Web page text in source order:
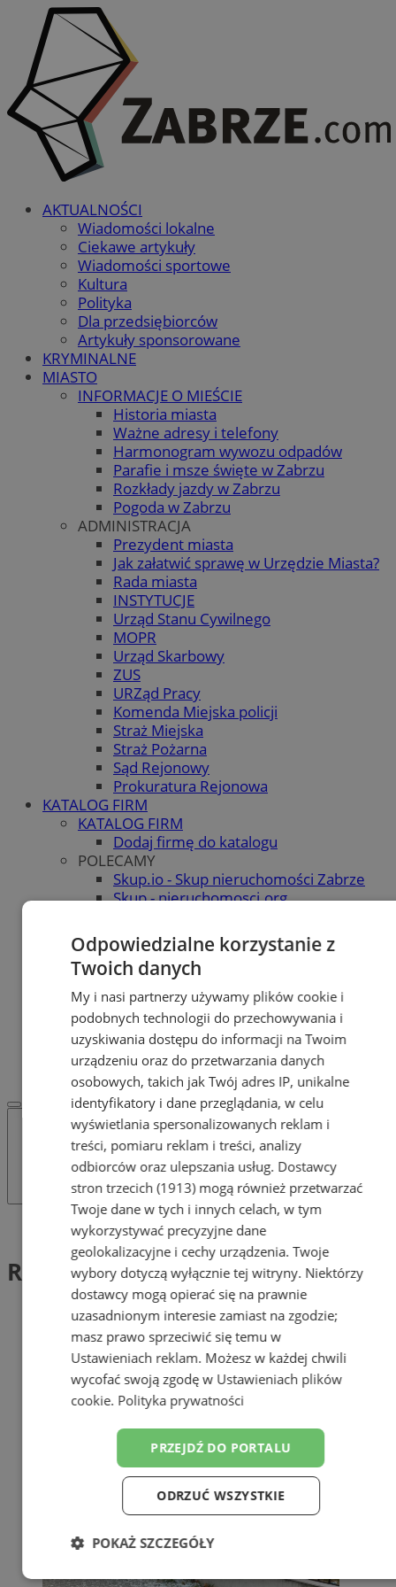
AKTUALNOŚCI
Wiadomości lokalne
Ciekawe artykuły
Wiadomości sportowe
Kultura
Polityka
Dla przedsiębiorców
Artykuły sponsorowane
KRYMINALNE
MIASTO
INFORMACJE O MIEŚCIE
Historia miasta
Ważne adresy i telefony
Harmonogram wywozu odpadów
Parafie i msze święte w Zabrzu
Rozkłady jazdy w Zabrzu
Pogoda w Zabrzu
ADMINISTRACJA
Prezydent miasta
Jak załatwić sprawę w Urzędzie Miasta?
Rada miasta
INSTYTUCJE
Urząd Stanu Cywilnego
MOPR
Urząd Skarbowy
ZUS
URZąd Pracy
Komenda Miejska policji
Straż Miejska
Straż Pożarna
Sąd Rejonowy
Prokuratura Rejonowa
KATALOG FIRM
KATALOG FIRM
Dodaj firmę do katalogu
POLECAMY
Skup.io - Skup nieruchomości Zabrze
Skup - nieruchomosci.org
OGŁOSZENIA
Dodaj ogłoszenie
POLECAMY
Protocol IT
Pracuj.pl - praca w Zabrzu
Praca Zabrze
REKLAMA
WSPÓŁPRACA
Tag: Rada Dzielnicy Mikulczyce
Rada Dzielnicy Mikulczyce (1)
Odpowiedzialne korzystanie z
Twoich danych
My i nasi partnerzy używamy plików cookie i
podobnych technologii do przechowywania i
uzyskiwania dostępu do informacji na Twoim
urządzeniu oraz do przetwarzania danych
osobowych, takich jak Twój adres IP, unikalne
identyfikatory i dane przeglądania, w celu
wyświetlania spersonalizowanych reklam i
treści, pomiaru reklam i treści, analizy
odbiorców oraz ulepszania usług. Dostawcy
stron trzecich (1913)mogą również przetwarzać
Twoje dane w tych i innych celach, w tym
wykorzystywać precyzyjne dane
geolokalizacyjne i cechy urządzenia. Twoje
wybory dotyczą wyłącznie tej witryny. Niektórzy
dostawcy mogą opierać się na prawnie
uzasadnionym interesie zamiast na zgodzie;
masz prawo sprzeciwić się temu w
Ustawieniach reklam. Możesz w każdej chwili
wycofać swoją zgodę w Ustawieniach plików
cookie. Polityka prywatności
PRZEJDŹ DO PORTALU
ODRZUĆ WSZYSTKIE
POKAŻ SZCZEGÓŁY
Niezbędne Wydajność Targetowanie